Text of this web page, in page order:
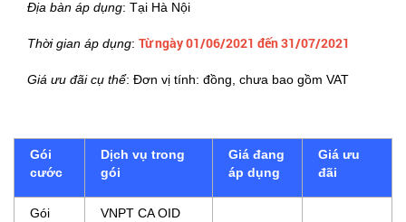
Địa bàn áp dụng: Tại Hà Nội
Thời gian áp dụng: Từ ngày 01/06/2021 đến 31/07/2021
Giá ưu đãi cụ thể: Đơn vị tính: đồng, chưa bao gồm VAT
Gói
cước
Dịch vụ trong
gói
Giá đang
áp dụng
Giá ưu
đãi
Gói
VNPT CA OID